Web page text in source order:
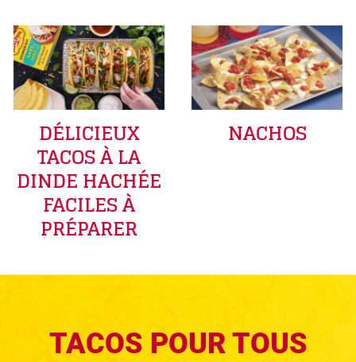
DÉLICIEUX
TACOS À LA
DINDE HACHÉE
FACILES À
PRÉPARER
NACHOS
TACOS POUR TOUS